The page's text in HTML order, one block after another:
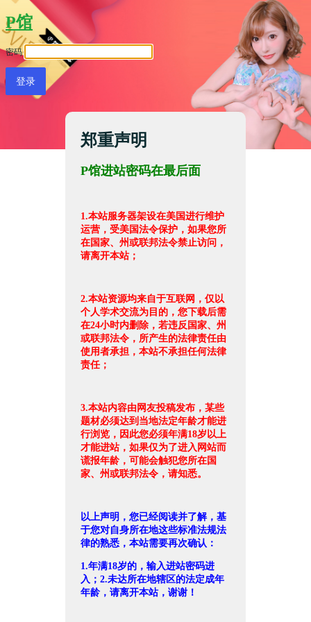
P馆
密码
郑重声明
P馆进站密码在最后面
1.本站服务器架设在美国进行维护
运营，受美国法令保护，如果您所
在国家、州或联邦法令禁止访问，
请离开本站；
2.本站资源均来自于互联网，仅以
个人学术交流为目的，您下载后需
在24小时内删除，若违反国家、州
或联邦法令，所产生的法律责任由
使用者承担，本站不承担任何法律
责任；
3.本站内容由网友投稿发布，某些
题材必须达到当地法定年龄才能进
行浏览，因此您必须年满18岁以上
才能进站，如果仅为了进入网站而
谎报年龄，可能会触犯您所在国
家、州或联邦法令，请知悉。
以上声明，您已经阅读并了解，基
于您对自身所在地这些标准法规法
律的熟悉，本站需要再次确认：
1.年满18岁的，输入进站密码进
入；2.未达所在地辖区的法定成年
年龄，请离开本站，谢谢！